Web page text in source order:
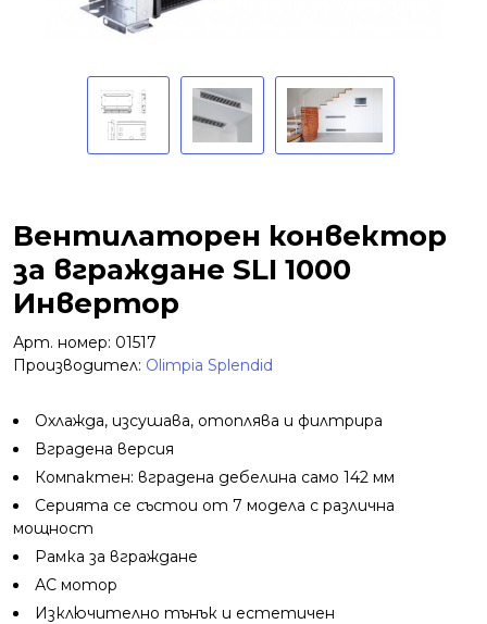
Вентилаторен конвектор
за вграждане SLI 1000
Инвертор
Арт. номер: 01517
Производител: Olimpia Splendid
Охлажда, изсушава, отоплява и филтрира
Вградена версия
Компактен: вградена дебелина само 142 мм
Серията се състои от 7 модела с различна
мощност
Рамка за вграждане
АC мотор
Изключително тънък и естетичен